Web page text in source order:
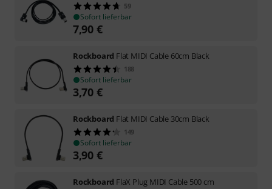
59
Sofort lieferbar
7,90 €
Rockboard Flat MIDI Cable 60cm Black
188
Sofort lieferbar
3,70 €
Rockboard Flat MIDI Cable 30cm Black
149
Sofort lieferbar
3,90 €
Rockboard FlaX Plug MIDI Cable 500 cm